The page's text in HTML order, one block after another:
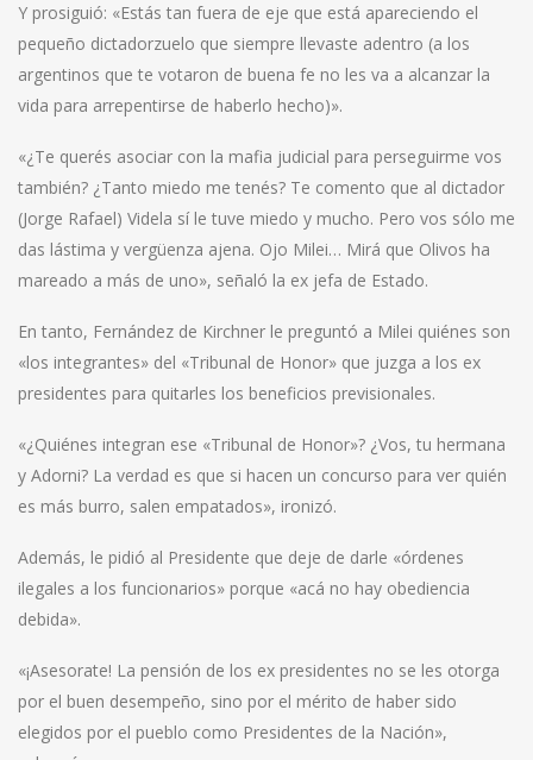
Y prosiguió: «Estás tan fuera de eje que está apareciendo el
pequeño dictadorzuelo que siempre llevaste adentro (a los
argentinos que te votaron de buena fe no les va a alcanzar la
vida para arrepentirse de haberlo hecho)».
«¿Te querés asociar con la mafia judicial para perseguirme vos
también? ¿Tanto miedo me tenés? Te comento que al dictador
(Jorge Rafael) Videla sí le tuve miedo y mucho. Pero vos sólo me
das lástima y vergüenza ajena. Ojo Milei… Mirá que Olivos ha
mareado a más de uno», señaló la ex jefa de Estado.
En tanto, Fernández de Kirchner le preguntó a Milei quiénes son
«los integrantes» del «Tribunal de Honor» que juzga a los ex
presidentes para quitarles los beneficios previsionales.
«¿Quiénes integran ese «Tribunal de Honor»? ¿Vos, tu hermana
y Adorni? La verdad es que si hacen un concurso para ver quién
es más burro, salen empatados», ironizó.
Además, le pidió al Presidente que deje de darle «órdenes
ilegales a los funcionarios» porque «acá no hay obediencia
debida».
«¡Asesorate! La pensión de los ex presidentes no se les otorga
por el buen desempeño, sino por el mérito de haber sido
elegidos por el pueblo como Presidentes de la Nación»,